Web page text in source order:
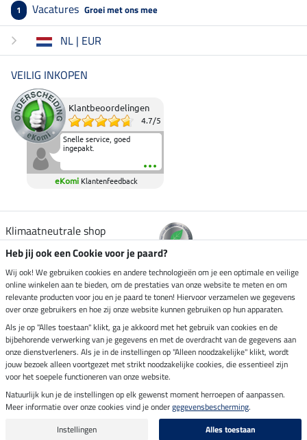
1 Vacatures Groei met ons mee
NL | EUR
VEILIG INKOPEN
Klantbeoordelingen
4.7/5
Snelle service, goed
ingepakt.
eKomi Klantenfeedback
Klimaatneutrale shop
Verzending per
Veilig betalen met
Impressum
Laatste update op 07.08.2026 om 14:39 uur
Alle prijzen in euro's, incl. BTW, excl. verzendkosten.
Heb jij ook een Cookie voor je paard?
Wij ook! We gebruiken cookies en andere technologieën om je een optimale en veilige
online winkelen aan te bieden, om de prestaties van onze website te meten en om
relevante producten voor jou en je paard te tonen! Hiervoor verzamelen we gegevens
over onze gebruikers en hoe zij onze website kunnen gebruiken op hun apparaten.
Als je op "Alles toestaan" klikt, ga je akkoord met het gebruik van cookies en de
bijbehorende verwerking van je gegevens en met de overdracht van de gegevens aan
onze dienstverleners. Als je in de instellingen op "Alleen noodzakelijke" klikt, wordt
jouw bezoek alleen voortgezet met strikt noodzakelijke cookies, die essentieel zijn
voor het soepele functioneren van onze website.
Natuurlijk kun je de instellingen op elk gewenst moment herroepen of aanpassen.
Meer informatie over onze cookies vind je ondergegevensbescherming.
Instellingen
Alles toestaan